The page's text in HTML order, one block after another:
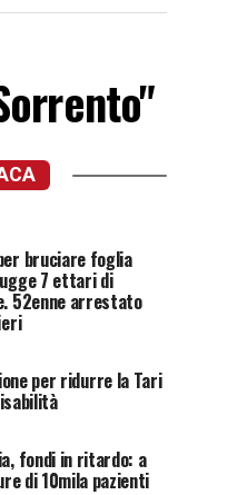
bruciare foglia
7 ettari di
52enne arrestato
per ridurre la Tari
fondi in ritardo: a
di 10mila pazienti